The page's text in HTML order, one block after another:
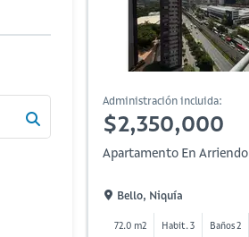
Administración incluida:
$2,350,000
Apartamento En Arriendo
Bello, Niquía
72.0 m2 Habit. 3 Baños 2